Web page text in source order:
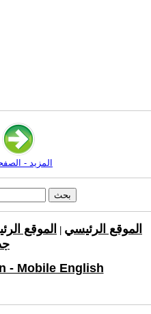
المزيد -
الموقع الرئيسي الموقع
- Mobile English